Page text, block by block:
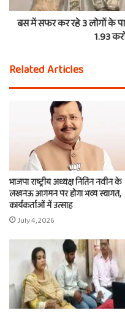
बस में सफर कर रहे 3 लोगों के
1.93
Related Articles
भाजपा राष्ट्रीय अध्यक्ष नितिन नवीन के
लखनऊ आगमन पर होगा भव्य स्वागत,
कार्यकर्ताओं में उत्साह
July 4, 2026